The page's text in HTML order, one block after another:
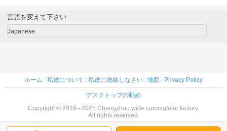
言語を変えて下さい
Japanese
ホーム | 私達について | 私達に連絡しなさい | 地図 | Privacy Policy
デスクトップの眺め
Copyright © 2019 - 2025 Changzhou wide commutator factory.
All rights reserved.